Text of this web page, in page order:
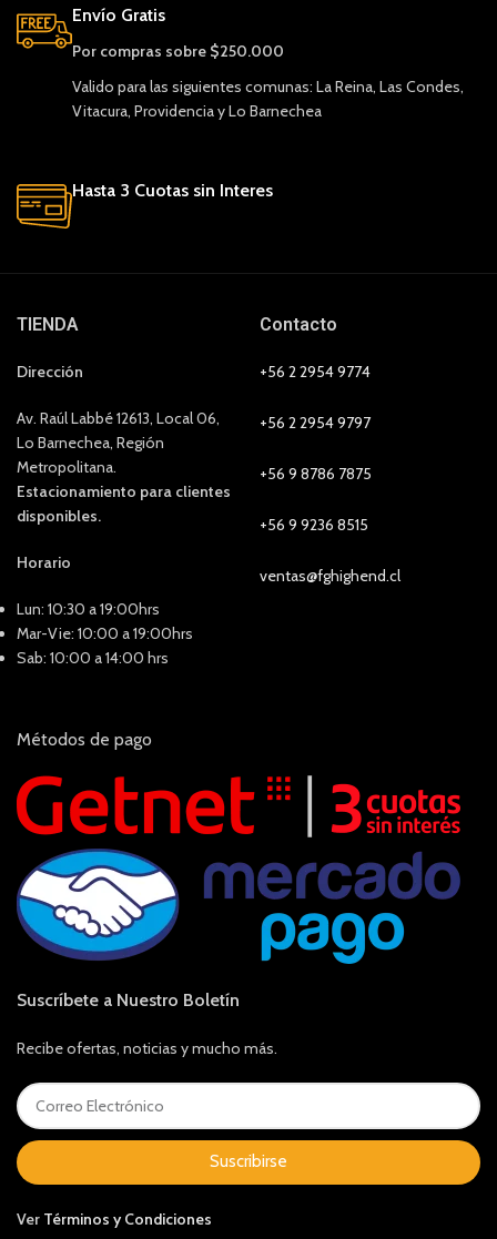
Envío Gratis
Por compras sobre $250.000
Valido para las siguientes comunas: La Reina, Las Condes,
Vitacura, Providencia y Lo Barnechea
Hasta 3 Cuotas sin Interes
TIENDA
Dirección
Av. Raúl Labbé 12613, Local 06,
Lo Barnechea, Región
Metropolitana.
Estacionamiento para clientes
disponibles.
Horario
Lun: 10:30 a 19:00hrs
Mar-Vie: 10:00 a 19:00hrs
Sab: 10:00 a 14:00 hrs
Contacto
+56 2 2954 9774
+56 2 2954 9797
+56 9 8786 7875
+56 9 9236 8515
ventas@fghighend.cl
Métodos de pago
Suscríbete a Nuestro Boletín
Recibe ofertas, noticias y mucho más.
Suscribirse
Ver Términos y Condiciones